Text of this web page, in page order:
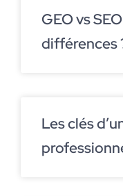
GEO vs
différences
Les clés